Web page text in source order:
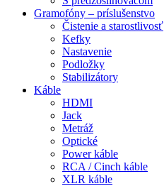
Gramofóny – príslušenstvo
Čistenie a starostlivosť
Kefky
Nastavenie
Podložky
Stabilizátory
Káble
HDMI
Jack
Metráž
Optické
Power káble
RCA / Cinch káble
XLR káble